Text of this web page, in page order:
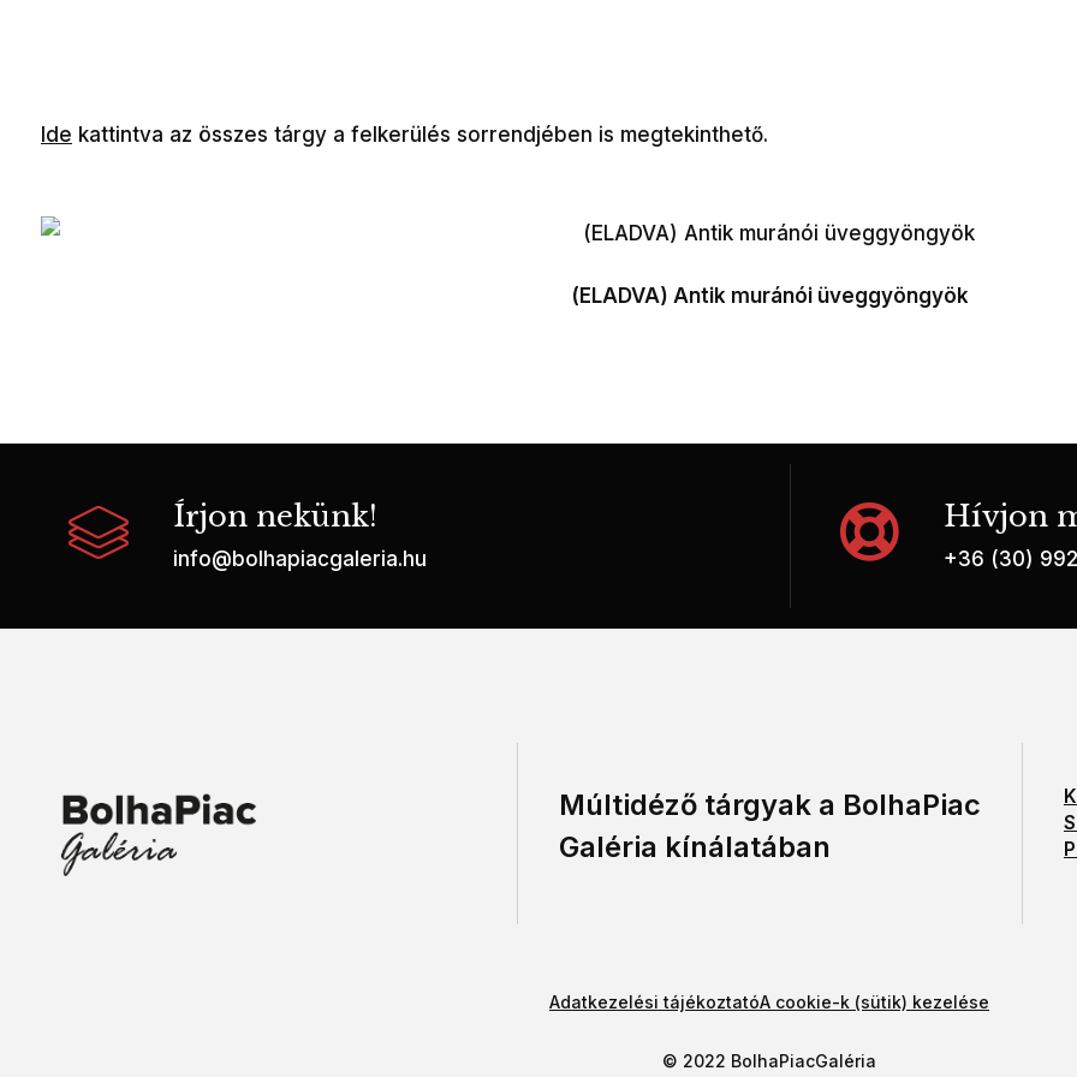
Ide kattintva az összes tárgy a felkerülés sorrendjében is megtekinthető.
(ELADVA) Antik muránói üveggyöngyök
Írjon nekünk!
info@bolhapiacgaleria.hu
Hívjon
+36 (30)
Múltidéző tárgyak a BolhaPiac
Galéria kínálatában
Adatkezelési tájékoztatóA cookie-k (sütik) kezelése
© 2022 BolhaPiacGaléria